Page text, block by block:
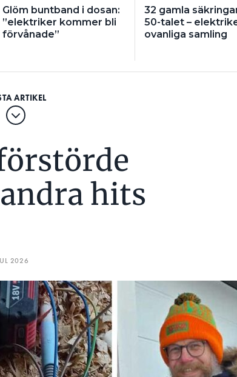
Glöm buntband i dosan:
”elektriker kommer bli
förvånade”
32 gamla
50-talet –
ovanliga samling
hits
2026